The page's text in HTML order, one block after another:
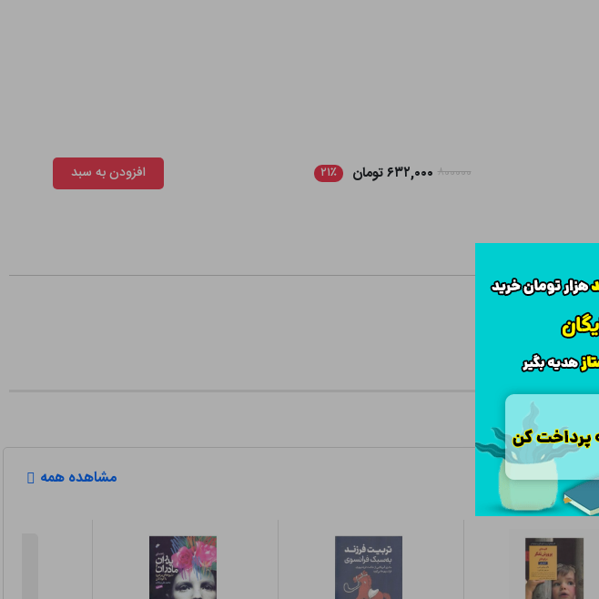
۸۰۰۰۰۰ ۶۳۲,۰۰۰ تومان ۲۱٪ افزودن به سبد
مشاهده همه